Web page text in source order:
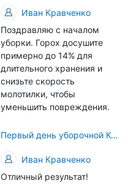
это в рамках
существующих реалий для
людей принимающих
решения как раз хорошо,
само село окажется при
деле, да и количество
задействованных в
сельхозпоризводстве
кадров таким образом
Иван Кравченко
Поздравляю с началом
уборки. Горох досушите
примерно до 14% для
длительного хранения и
снизьте скорость
молотилки, чтобы
уменьшить повреждения.
Первый день уборочной Компании 2026🫡Считаю открытым.
Иван Кравченко
Отличный результат!